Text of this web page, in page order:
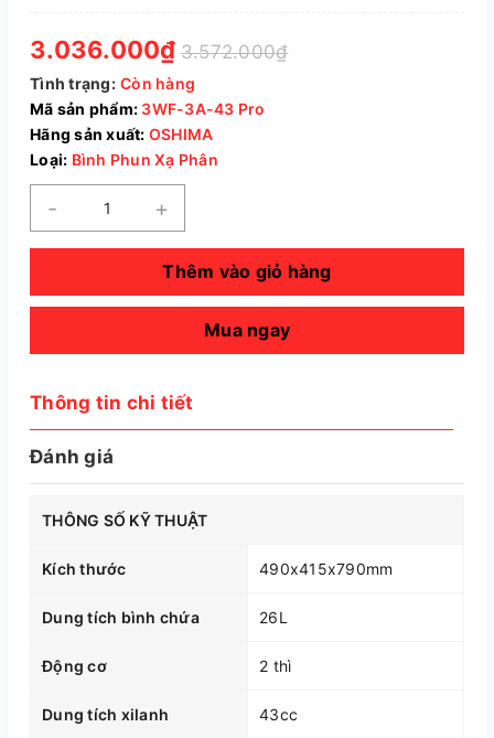
3.036.000₫ 3.572.000₫
Tình trạng: Còn hàng
Mã sản phẩm: 3WF-3A-43 Pro
Hãng sản xuất: OSHIMA
Loại: Bình Phun Xạ Phân
- +
Thêm vào giỏ hàng
Mua ngay
Thông tin chi tiết
Đánh giá
THÔNG SỐ KỸ THUẬT
Kích thước 490x415x790mm
Dung tích bình chứa 26L
Động cơ 2 thì
Dung tích xilanh 43cc